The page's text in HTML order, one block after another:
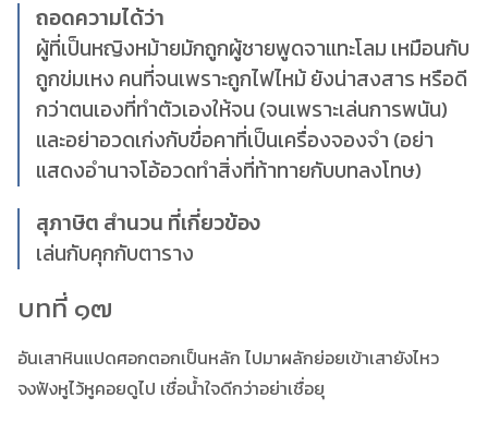
ถอดความได้ว่า
ผู้ที่เป็นหญิงหม้ายมักถูกผู้ชายพูดจาแทะโลม เหมือนกับ
ถูกข่มเหง คนที่จนเพราะถูกไฟไหม้ ยังน่าสงสาร หรือดี
กว่าตนเองที่ทำตัวเองให้จน (จนเพราะเล่นการพนัน)
และอย่าอวดเก่งกับขื่อคาที่เป็นเครื่องจองจำ (อย่า
แสดงอำนาจโอ้อวดทำสิ่งที่ท้าทายกับบทลงโทษ)
สุภาษิต สำนวน ที่เกี่ยวข้อง
เล่นกับคุกกับตาราง
บทที่ ๑๗
อันเสาหินแปดศอกตอกเป็นหลัก ไปมาผลักย่อยเข้าเสายังไหว
จงฟังหูไว้หูคอยดูไป เชื่อน้ำใจดีกว่าอย่าเชื่อยุ